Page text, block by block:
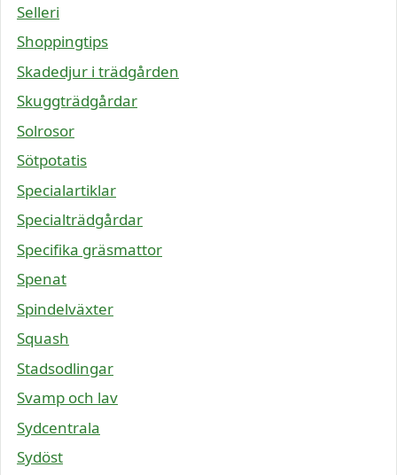
Selleri
Shoppingtips
Skadedjur i trädgården
Skuggträdgårdar
Solrosor
Sötpotatis
Specialartiklar
Specialträdgårdar
Specifika gräsmattor
Spenat
Spindelväxter
Squash
Stadsodlingar
Svamp och lav
Sydcentrala
Sydöst